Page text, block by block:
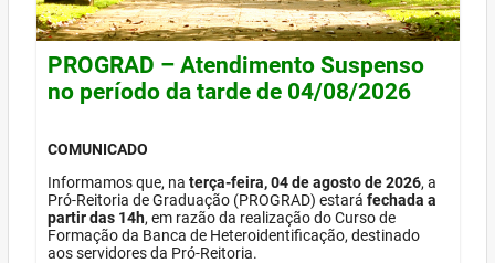
PROGRAD – Atendimento Suspenso
no período da tarde de 04/08/2026
COMUNICADO
Informamos que, na terça-feira, 04 de agosto de 2026, a
Pró-Reitoria de Graduação (PROGRAD) estará fechada a
partir das 14h, em razão da realização do Curso de
Formação da Banca de Heteroidentificação, destinado
aos servidores da Pró-Reitoria.